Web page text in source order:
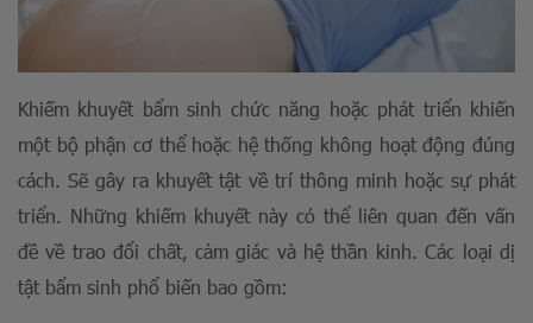
Khiếm khuyết bẩm sinh chức năng hoặc phát triển khiến
một bộ phận cơ thể hoặc hệ thống không hoạt động đúng
cách. Sẽ gây ra khuyết tật về trí thông minh hoặc sự phát
triển. Những khiếm khuyết này có thể liên quan đến vấn
đề về trao đổi chất, cảm giác và hệ thần kinh. Các loại dị
tật bẩm sinh phổ biến bao gồm: